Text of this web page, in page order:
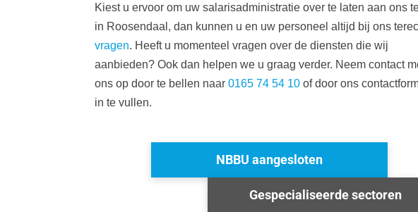
Kiest u ervoor om uw salarisadministratie over te laten aan ons
in Roosendaal, dan kunnen u en uw personeel altijd bij ons
vragen. Heeft u momenteel vragen over de diensten die wij
aanbieden? Ook dan helpen we u graag verder. Neem contact
ons op door te bellen naar0165 74 54 10 of door ons
in te vullen.
NBBU aangesloten
Gespecialiseerde sectoren